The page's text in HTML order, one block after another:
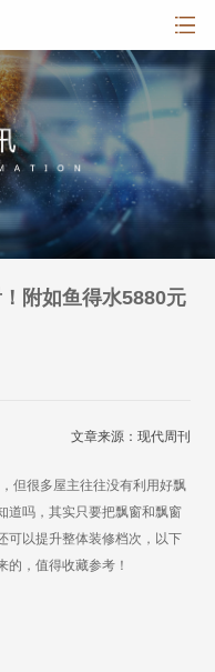
附如鱼得水5880元
文章来源：现代周刊
但很多屋主往往没有利用好飘
道吗，其实只要把飘窗和飘窗
可以提升整体装修档次，以下
的，值得收藏参考！